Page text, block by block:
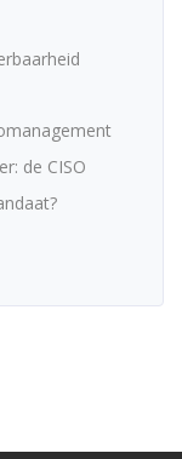
de CISO